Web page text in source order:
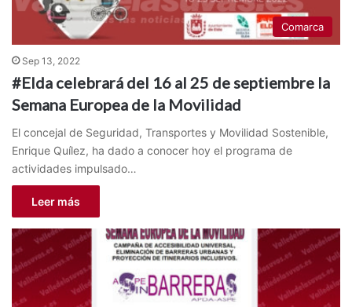
Comarca
Sep 13, 2022
#Elda celebrará del 16 al 25 de septiembre la
Semana Europea de la Movilidad
El concejal de Seguridad, Transportes y Movilidad Sostenible,
Enrique Quílez, ha dado a conocer hoy el programa de
actividades impulsado…
Leer más